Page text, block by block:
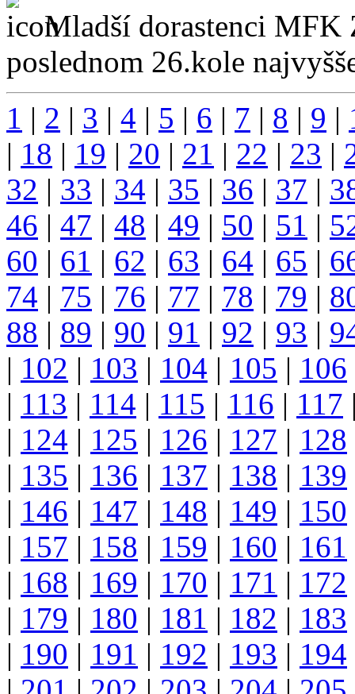
Mladší dorastenci
poslednom 26.kole
1 | 2 | 3 | 4 | 5 | 6 | 7 | 8 | 9 |
| 18 | 19 | 20 | 21 | 22 | 23 |
32 | 33 | 34 | 35 | 36 | 37 |
46 | 47 | 48 | 49 | 50 | 51 |
60 | 61 | 62 | 63 | 64 | 65 |
74 | 75 | 76 | 77 | 78 | 79 |
88 | 89 | 90 | 91 | 92 | 93 |
| 102 | 103 | 104 | 105 | 106
| 113 | 114 | 115 | 116 | 117
| 124 | 125 | 126 | 127 | 128
| 135 | 136 | 137 | 138 | 139
| 146 | 147 | 148 | 149 | 150
| 157 | 158 | 159 | 160 | 161
| 168 | 169 | 170 | 171 | 172
| 179 | 180 | 181 | 182 | 183
| 190 | 191 | 192 | 193 | 194